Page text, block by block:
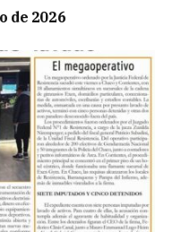
de 2026